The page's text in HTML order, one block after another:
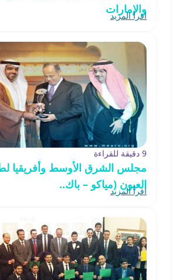
والإمارات
اقرأ المزيد
9 دقيقة للقراءة
مجلس الشرق الأوسط وأفريقيا
العيون (مياكو – باك..
اقرأ المزيد